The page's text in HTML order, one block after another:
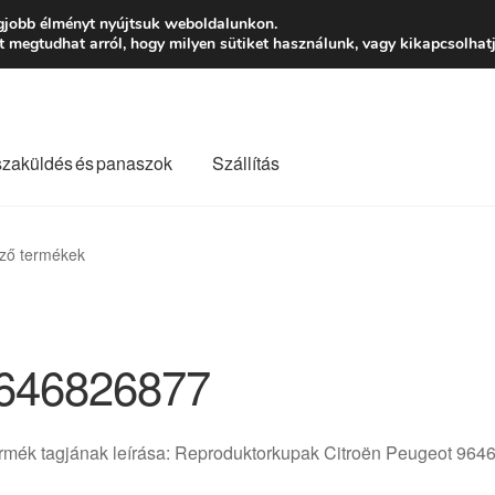
tól Hétfő-
és panaszok Szállítás
termékek
tagjának leírása: Reproduktorkupak Citroën Peugeot
élményt nyújtsuk weboldalunkon.
megtudhat arról, hogy milyen sütiket használunk, vagy